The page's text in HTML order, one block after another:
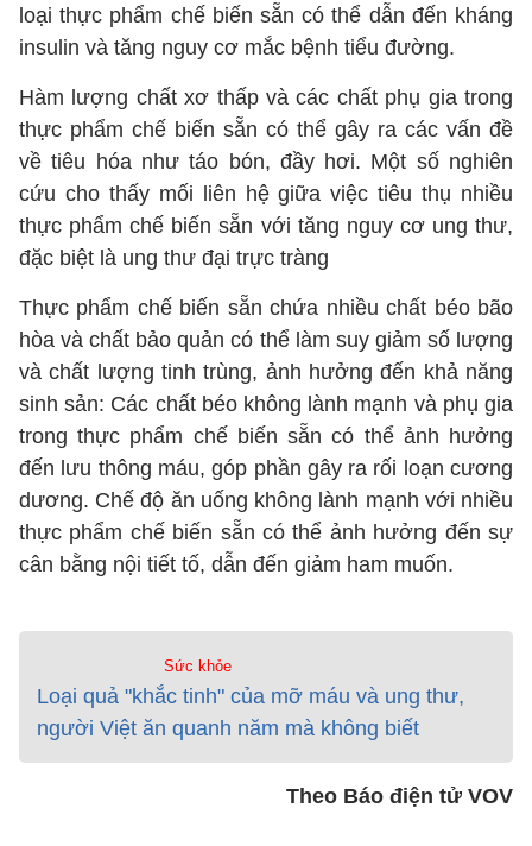
loại thực phẩm chế biến sẵn có thể dẫn đến kháng
insulin và tăng nguy cơ mắc bệnh tiểu đường.
Hàm lượng chất xơ thấp và các chất phụ gia trong
thực phẩm chế biến sẵn có thể gây ra các vấn đề
về tiêu hóa như táo bón, đầy hơi. Một số nghiên
cứu cho thấy mối liên hệ giữa việc tiêu thụ nhiều
thực phẩm chế biến sẵn với tăng nguy cơ ung thư,
đặc biệt là ung thư đại trực tràng
Thực phẩm chế biến sẵn chứa nhiều chất béo bão
hòa và chất bảo quản có thể làm suy giảm số lượng
và chất lượng tinh trùng, ảnh hưởng đến khả năng
sinh sản: Các chất béo không lành mạnh và phụ gia
trong thực phẩm chế biến sẵn có thể ảnh hưởng
đến lưu thông máu, góp phần gây ra rối loạn cương
dương. Chế độ ăn uống không lành mạnh với nhiều
thực phẩm chế biến sẵn có thể ảnh hưởng đến sự
cân bằng nội tiết tố, dẫn đến giảm ham muốn.
Sức khỏe
Loại quả "khắc tinh" của mỡ máu và ung thư,
người Việt ăn quanh năm mà không biết
Theo Báo điện tử VOV